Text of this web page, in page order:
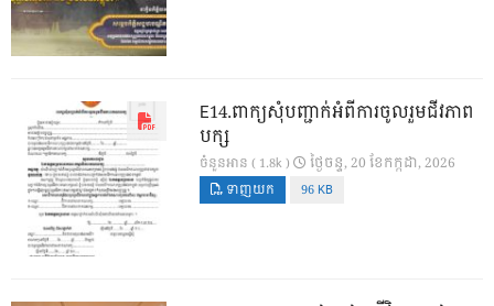
E14.ពាក្យសុំបញ្ជាក់អំពីការចូលរួមជីវភាព
បក្ស
ចំនួនអាន ( 1.8k ) ថ្ងៃ​ចន្ទ, 20 ខែ​កក្កដា, 2026
ទាញយក 96 KB